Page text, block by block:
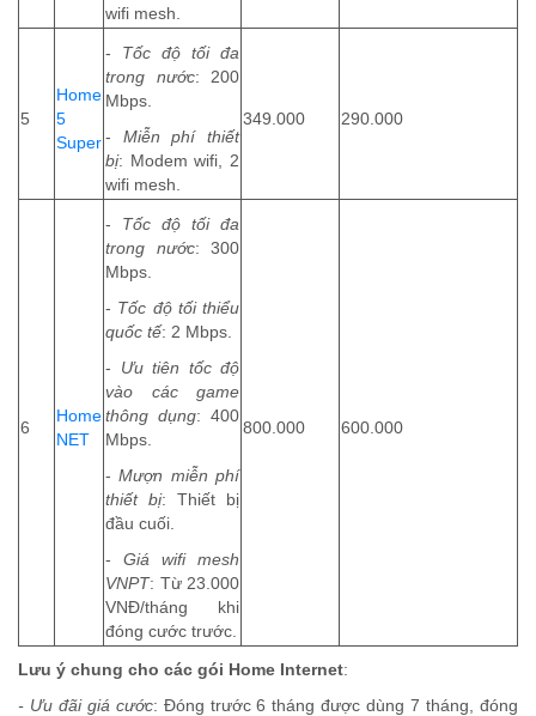
wifi mesh.
5
Home
5
Super
- Tốc độ tối đa
trong nước: 200
Mbps.
- Miễn phí thiết
bị: Modem wifi, 2
wifi mesh.
349.000 290.000
6
Home
NET
- Tốc độ tối đa
trong nước: 300
Mbps.
- Tốc độ tối thiểu
quốc tế: 2 Mbps.
- Ưu tiên tốc độ
vào các game
thông dụng: 400
Mbps.
-Mượn miễn phí
thiết bị: Thiết bị
đầu cuối.
- Giá wifi mesh
VNPT: Từ 23.000
VNĐ/tháng khi
đóng cước trước.
800.000 600.000
Lưu ý chung cho các gói Home Internet:
- Ưu đãi giá cước: Đóng trước 6 tháng được dùng 7 tháng, đóng